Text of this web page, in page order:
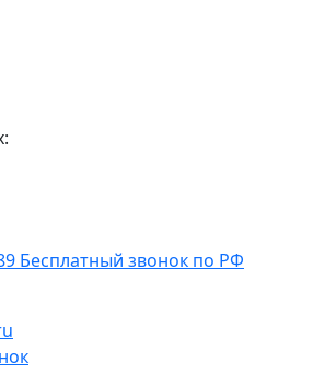
Бесплатный звонок по РФ